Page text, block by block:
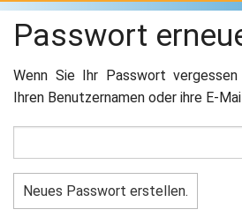
Start
Produktwelten
Unternehmen
Passwort
Wenn Sie Ihr Passwort
Ihren Benutzernamen oder ihre E-